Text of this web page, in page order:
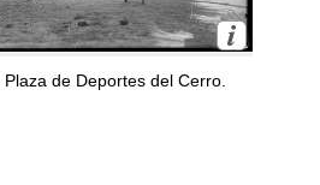
Plaza de Deportes del Cerro.